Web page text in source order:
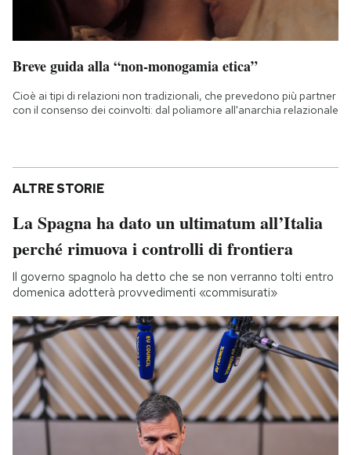
Breve guida alla “non-monogamia etica”
Cioè ai tipi di relazioni non tradizionali, che prevedono più partner
con il consenso dei coinvolti: dal poliamore all'anarchia relazionale
ALTRE STORIE
La Spagna ha dato un ultimatum all’Italia
perché rimuova i controlli di frontiera
Il governo spagnolo ha detto che se non verranno tolti entro
domenica adotterà provvedimenti «commisurati»